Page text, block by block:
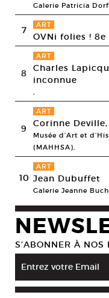
Galerie Patricia
7 ART
OVNi folies !
8
ART
Charles
inconnue
9
ART
Corinne
Musée d’Art et
(MAHHSA),
10
ART
Jean Dubuffet
Galerie Jeanne
S’ABONNER À NOS